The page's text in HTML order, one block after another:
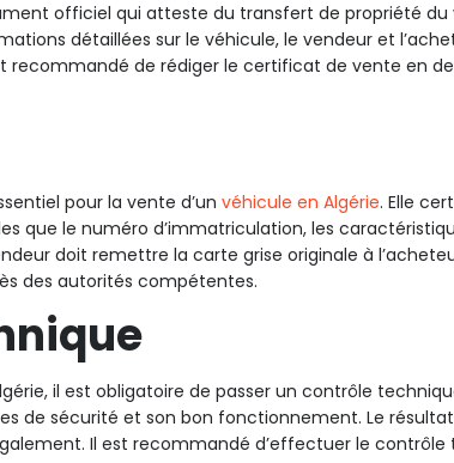
officiel qui atteste du transfert de propriété du
détaillées sur le véhicule, le vendeur et
recommandé de rédiger le certificat de vente en
pour la vente d’un véhicule en Algérie. Elle
que le numéro d’immatriculation, les
doit remettre la carte grise originale à
des autorités compétentes.
il est obligatoire de passer un contrôle
de sécurité et son bon fonctionnement. Le
Il est recommandé d’effectuer le